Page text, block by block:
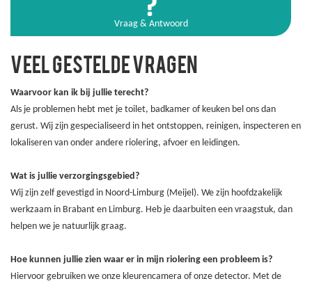
Vraag & Antwoord
VEEL GESTELDE VRAGEN
Waarvoor kan ik bij jullie terecht?
Als je problemen hebt met je toilet, badkamer of keuken bel ons dan
gerust. Wij zijn gespecialiseerd in het ontstoppen, reinigen, inspecteren en
lokaliseren van onder andere riolering, afvoer en leidingen.
Wat is jullie verzorgingsgebied?
Wij zijn zelf gevestigd in Noord-Limburg (Meijel). We zijn hoofdzakelijk
werkzaam in Brabant en Limburg. Heb je daarbuiten een vraagstuk, dan
helpen we je natuurlijk graag.
Hoe kunnen jullie zien waar er in mijn riolering een probleem is?
Hiervoor gebruiken we onze kleurencamera of onze detector. Met de